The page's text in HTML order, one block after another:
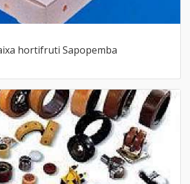
hortifruti Sapopemba